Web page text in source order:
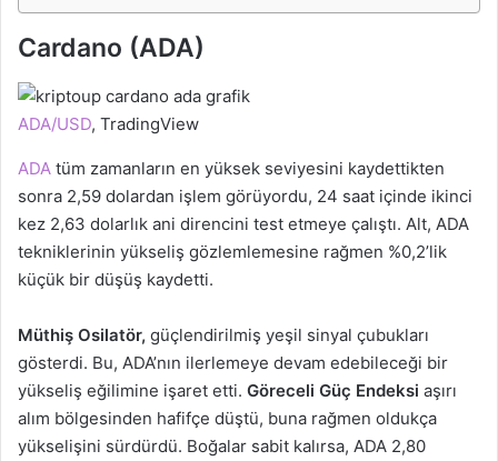
Cardano (ADA)
ADA/USD, TradingView
ADA tüm zamanların en yüksek seviyesini kaydettikten
sonra 2,59 dolardan işlem görüyordu, 24 saat içinde ikinci
kez 2,63 dolarlık ani direncini test etmeye çalıştı. Alt, ADA
tekniklerinin yükseliş gözlemlemesine rağmen %0,2’lik
küçük bir düşüş kaydetti.
Müthiş Osilatör, güçlendirilmiş yeşil sinyal çubukları
gösterdi. Bu, ADA’nın ilerlemeye devam edebileceği bir
yükseliş eğilimine işaret etti. Göreceli Güç Endeksi aşırı
alım bölgesinden hafifçe düştü, buna rağmen oldukça
yükselişini sürdürdü. Boğalar sabit kalırsa, ADA 2,80